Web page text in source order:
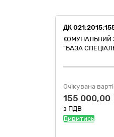
КОМУНАЛЬНИЙ
"БАЗА
Очікувана
155 000,00
з ПДВ
Дивитись